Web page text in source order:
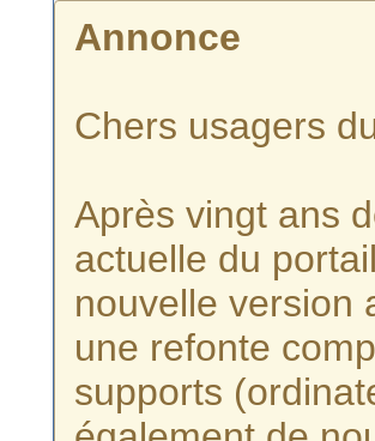
Annonce
Chers usagers
Après vingt ans
actuelle du
nouvelle version
une refonte
supports